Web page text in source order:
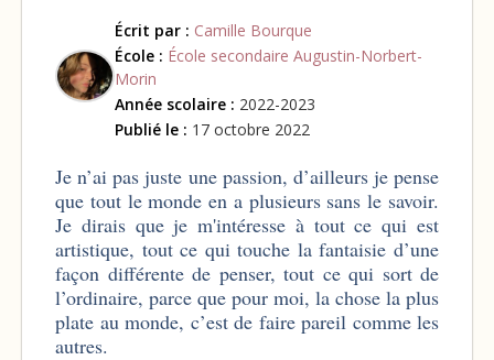
Écrit par : Camille Bourque
École : École secondaire Augustin-Norbert-
Morin
Année scolaire : 2022-2023
Publié le : 17 octobre 2022
Je n’ai pas juste une passion, d’ailleurs je pense
que tout le monde en a plusieurs sans le savoir.
Je dirais que je m'intéresse à tout ce qui est
artistique, tout ce qui touche la fantaisie d’une
façon différente de penser, tout ce qui sort de
l’ordinaire, parce que pour moi, la chose la plus
plate au monde, c’est de faire pareil comme les
autres.